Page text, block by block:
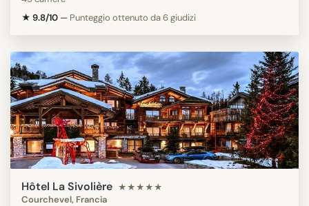
★ 9.8/10 — Punteggio ottenuto da 6 giudizi
Hôtel La Sivolière ★★★★★
Courchevel, Francia